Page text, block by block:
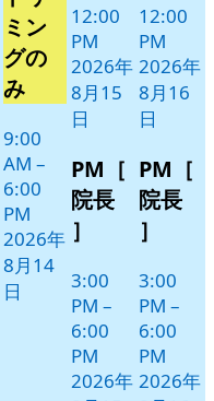
14
日
ト)
ミン
グの
み
9:00
AM –
6:00
PM
2026年
8月14
日
12:00
PM
2026年
8月15
日
PM［
院長
］
3:00
PM –
6:00
PM
2026年
12:00
PM
2026年
8月16
日
PM［
院長
］
3:00
PM –
6:00
PM
2026年